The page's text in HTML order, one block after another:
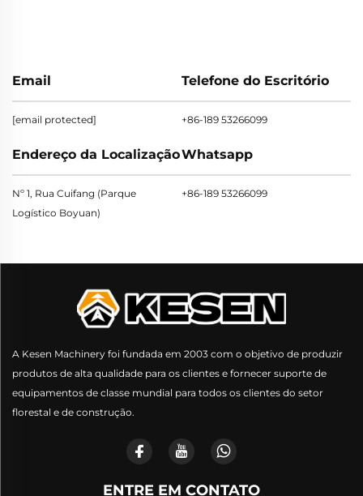
Email
[email protected]
Telefone do Escritório
+86-189 53266099
Endereço da Localização
Nº 1, Rua Cuifang (Parque
Logístico Boyuan)
Whatsapp
+86-189 53266099
A Kesen Machinery foi fundada em 2003 com o objetivo de produzir
produtos de alta qualidade para os clientes e fornecer suporte de
equipamentos de classe mundial para todos os clientes do setor
florestal e de construção.
ENTRE EM CONTATO